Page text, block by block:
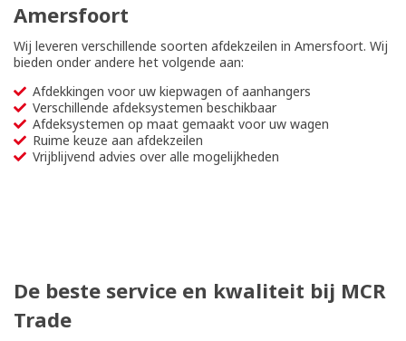
Amersfoort
Wij leveren verschillende soorten afdekzeilen in Amersfoort. Wij
bieden onder andere het volgende aan:
Afdekkingen voor uw kiepwagen of aanhangers
Verschillende afdeksystemen beschikbaar
Afdeksystemen op maat gemaakt voor uw wagen
Ruime keuze aan afdekzeilen
Vrijblijvend advies over alle mogelijkheden
De beste service en kwaliteit bij MCR
Trade